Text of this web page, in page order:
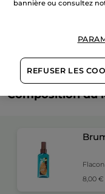
Avis clients
Composition du
8,00 €
bannière ou consultez
REFUSER LES